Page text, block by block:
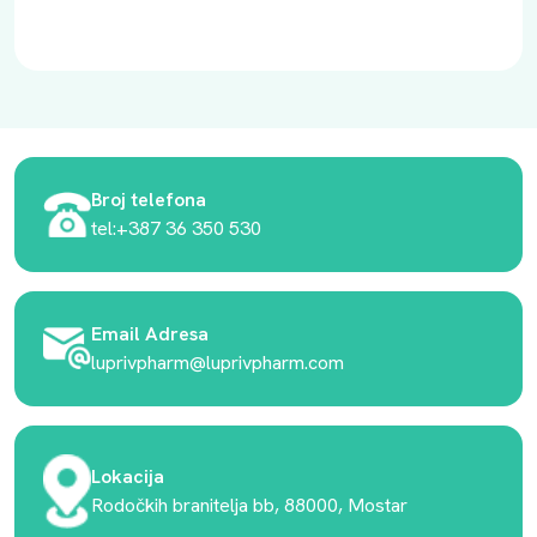
Broj telefona
tel:+387 36 350 530
Email Adresa
luprivpharm@luprivpharm.com
Lokacija
Rodočkih branitelja bb, 88000, Mostar